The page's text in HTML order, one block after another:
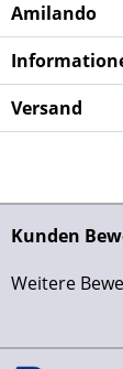
Amilando
Versand
Kunden
Weitere